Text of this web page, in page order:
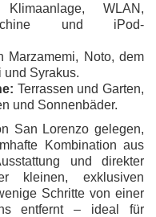
WLAN,
und iPod-
Marzamemi, Noto, dem
und Syrakus.
Terrassen und Garten,
und Sonnenbäder.
San Lorenzo gelegen,
Kombination aus
und direkter
kleinen, exklusiven
Schritte von einer
entfernt – ideal für